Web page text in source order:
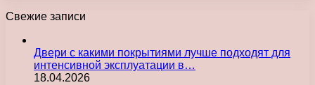
Свежие записи
Двери с какими покрытиями лучше подходят для
интенсивной эксплуатации в…
18.04.2026